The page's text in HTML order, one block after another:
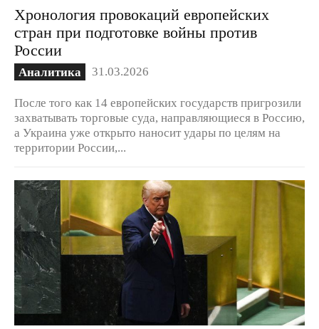
Хронология провокаций европейских
стран при подготовке войны против
России
Аналитика 31.03.2026
После того как 14 европейских государств пригрозили
захватывать торговые суда, направляющиеся в Россию,
а Украина уже открыто наносит удары по целям на
территории России,...